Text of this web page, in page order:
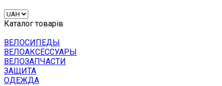
Каталог товарів
ВЕЛОСИПЕДЫ
ВЕЛОАКСЕССУАРЫ
ВЕЛОЗАПЧАСТИ
ЗАЩИТА
ОДЕЖДА